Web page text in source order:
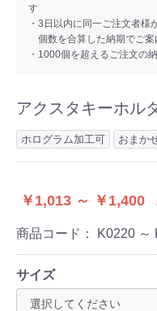
す
・3日以内に同一ご注文者様
個数を合算した納期でご案
・1000個を超えるご注文の
アクスタキーホル
ホログラム加工可 おまか
￥1,013 ～ ￥1,400
商品コード： K0220 ～
サイズ